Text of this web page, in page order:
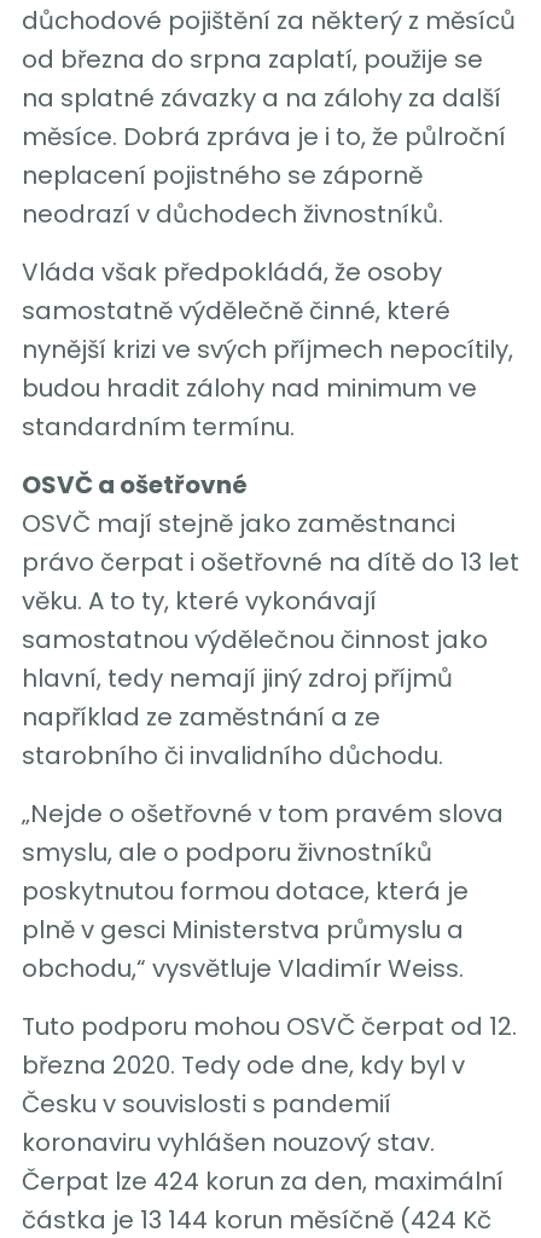
důchodové pojištění za některý z měsíců
od března do srpna zaplatí, použije se
na splatné závazky a na zálohy za další
měsíce. Dobrá zpráva je i to, že půlroční
neplacení pojistného se záporně
neodrazí v důchodech živnostníků.
Vláda však předpokládá, že osoby
samostatně výdělečně činné, které
nynější krizi ve svých příjmech nepocítily,
budou hradit zálohy nad minimum ve
standardním termínu.
OSVČ a ošetřovné
OSVČ mají stejně jako zaměstnanci
právo čerpat i ošetřovné na dítě do 13 let
věku. A to ty, které vykonávají
samostatnou výdělečnou činnost jako
hlavní, tedy nemají jiný zdroj příjmů
například ze zaměstnání a ze
starobního či invalidního důchodu.
„Nejde o ošetřovné v tom pravém slova
smyslu, ale o podporu živnostníků
poskytnutou formou dotace, která je
plně v gesci Ministerstva průmyslu a
obchodu,“ vysvětluje Vladimír Weiss.
Tuto podporu mohou OSVČ čerpat od 12.
března 2020. Tedy ode dne, kdy byl v
Česku v souvislosti s pandemií
koronaviru vyhlášen nouzový stav.
Čerpat lze 424 korun za den, maximální
částka je 13 144 korun měsíčně (424 Kč